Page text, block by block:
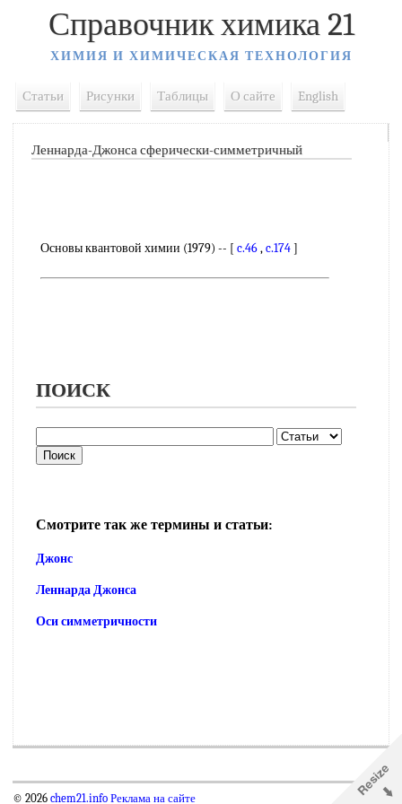
Справочник химика 21
ХИМИЯ И ХИМИЧЕСКАЯ ТЕХНОЛОГИЯ
Статьи Рисунки Таблицы О сайте English
Леннарда-Джонса сферически-симметричный
Основы квантовой химии (1979) -- [ c.46,c.174]
ПОИСК
Смотрите так же термины и статьи:
Джонс
Леннарда Джонса
Оси симметричности
© 2026 chem21.info Реклама на сайте